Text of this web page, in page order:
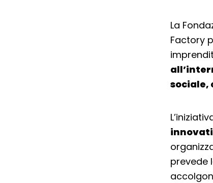
La
Factory
sociale,
prevede